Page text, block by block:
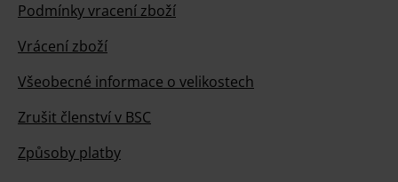
Podmínky vracení zboží
Vrácení zboží
Všeobecné informace o velikostech
Zrušit členství v BSC
Způsoby platby